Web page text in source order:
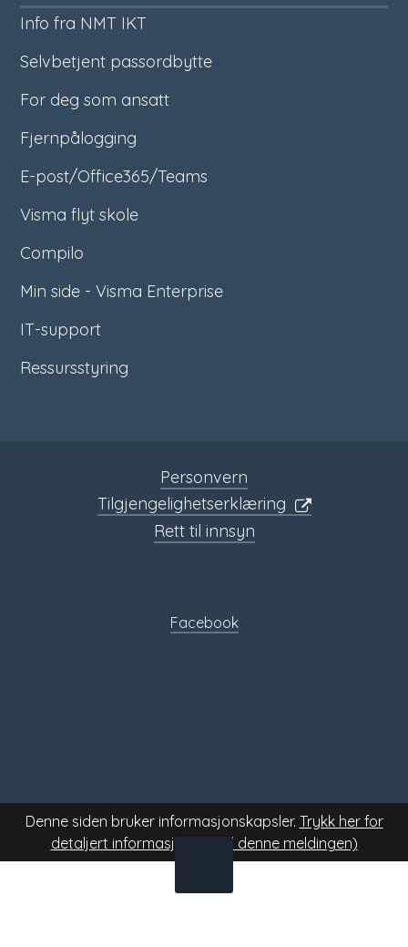
Info fra NMT IKT
Selvbetjent passordbytte
For deg som ansatt
Fjernpålogging
E-post/Office365/Teams
Visma flyt skole
Compilo
Min side - Visma Enterprise
IT-support
Ressursstyring
Personvern
Tilgjengelighetserklæring
Rett til innsyn
Facebook
TIL
Denne siden bruker informasjonskapsler. Trykk her for
detaljert informasjon.
(Skjul denne meldingen)